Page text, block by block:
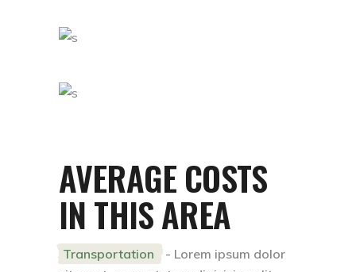
AVERAGE COSTS
IN THIS AREA
Transportation - Lorem ipsum dolor